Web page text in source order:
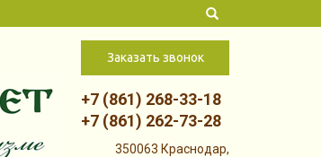
Заказать звонок
+7 (861) 268-33-18
+7 (861) 262-73-28
350063 Краснодар,
Skip to